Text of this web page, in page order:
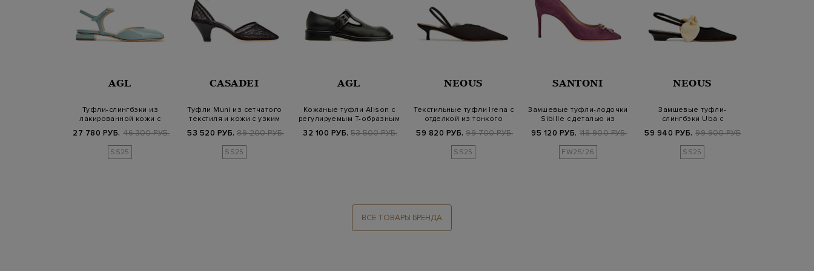
AGL
Туфли-слингбэки из
лакированной кожи с
27 780 РУБ. 46 300 РУБ.
SS25
CASADEI
Туфли Muni из сетчатого
текстиля и кожи с узким
53 520 РУБ. 89 200 РУБ.
SS25
AGL
Кожаные туфли Alison с
регулируемым Т-образным
32 100 РУБ. 53 500 РУБ.
NEOUS
Текстильные туфли Irena с
отделкой из тонкого
59 820 РУБ. 99 700 РУБ.
SS25
SANTONI
Замшевые туфли-лодочки
Sibille с деталью из
95 120 РУБ. 118 900 РУБ.
FW25/26
NEOUS
Замшевые туфли-
слингбэки Uba с
59 940 РУБ. 99 900 РУБ.
SS25
ВСЕ ТОВАРЫ БРЕНДА